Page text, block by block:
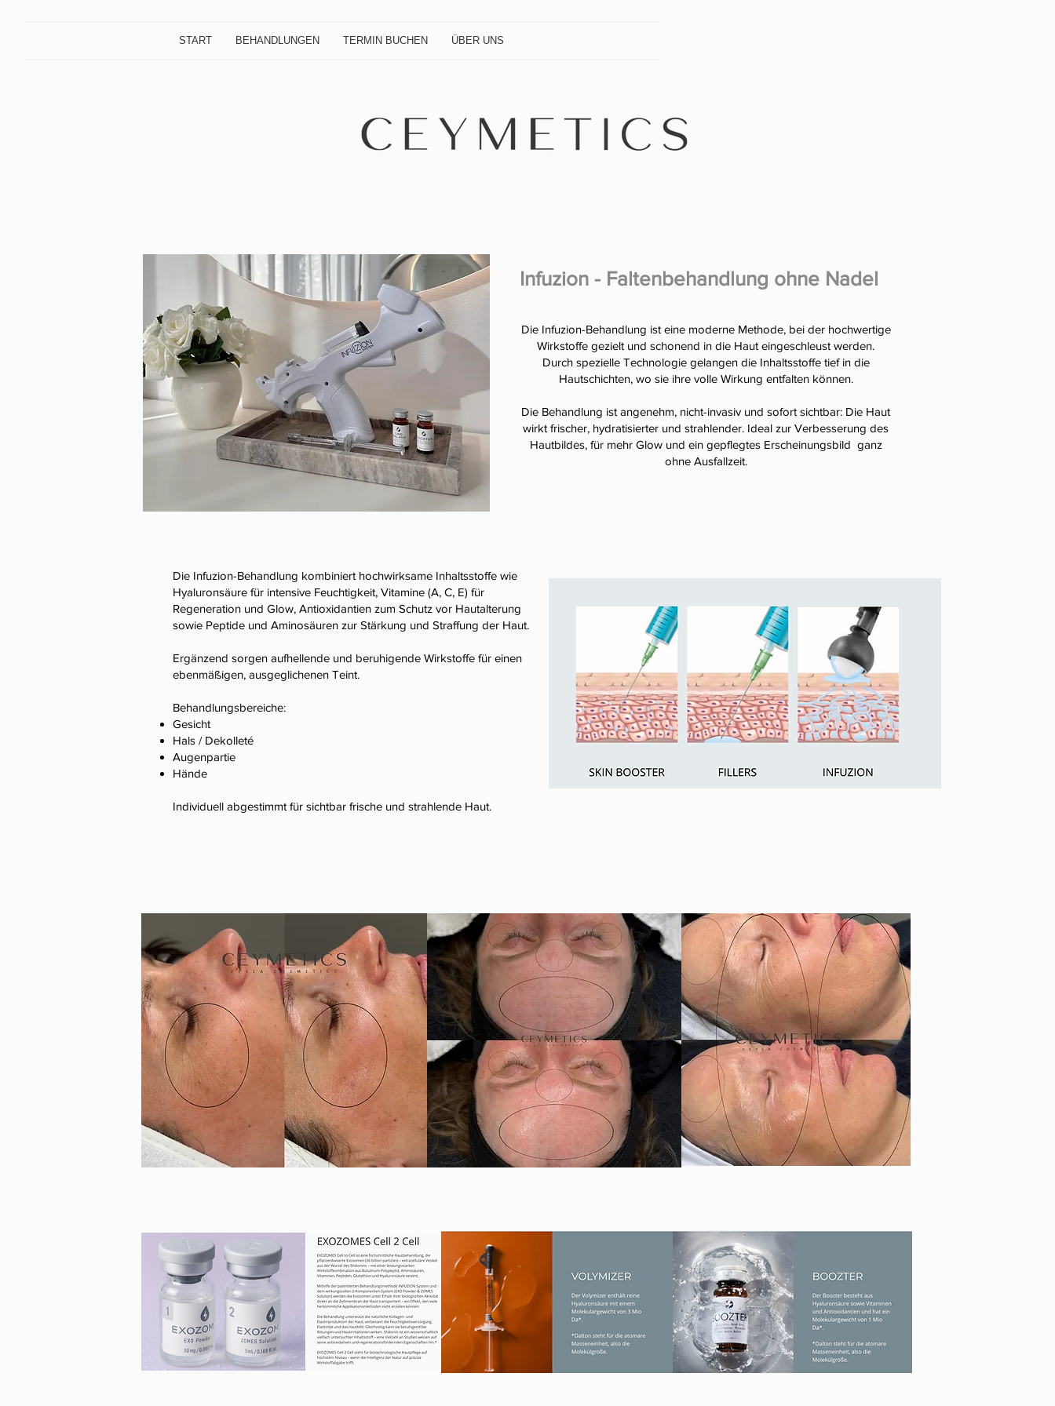
START BEHANDLUNGEN TERMIN BUCHEN ÜBER UNS
Infuzion - Faltenbehandlung ohne Nadel
Die Infuzion-Behandlung ist eine moderne Methode, bei der hochwertige
Wirkstoffe gezielt und schonend in die Haut eingeschleust werden.
Durch spezielle Technologie gelangen die Inhaltsstoffe tief in die
Hautschichten, wo sie ihre volle Wirkung entfalten können.
Die Behandlung ist angenehm, nicht-invasiv und sofort sichtbar: Die Haut
wirkt frischer, hydratisierter und strahlender. Ideal zur Verbesserung des
Hautbildes, für mehr Glow und ein gepflegtes Erscheinungsbild ganz
ohne Ausfallzeit.
Die Infuzion-Behandlung kombiniert hochwirksame Inhaltsstoffe wie
Hyaluronsäure für intensive Feuchtigkeit, Vitamine (A, C, E) für
Regeneration und Glow, Antioxidantien zum Schutz vor Hautalterung
sowie Peptide und Aminosäuren zur Stärkung und Straffung der Haut.
Ergänzend sorgen aufhellende und beruhigende Wirkstoffe für einen
ebenmäßigen, ausgeglichenen Teint.
Behandlungsbereiche:
Gesicht
Hals / Dekolleté
Augenpartie
Hände
Individuell abgestimmt für sichtbar frische und strahlende Haut.